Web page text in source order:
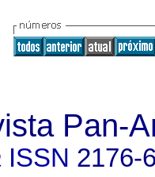
Pan-
ISSN 2176-